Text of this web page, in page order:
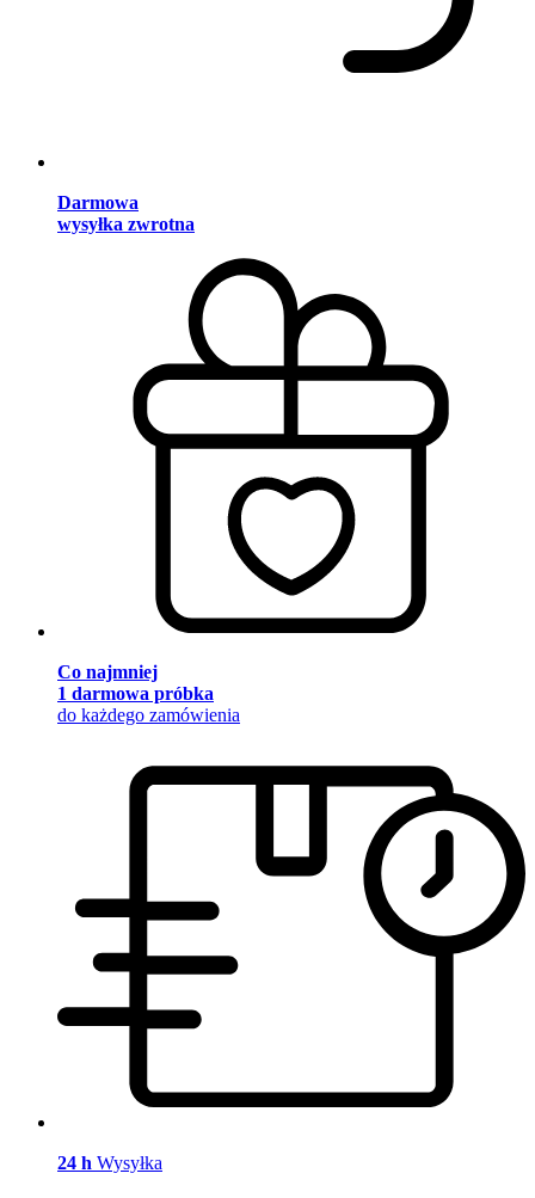
Darmowa
wysyłka zwrotna
Co najmniej
1 darmowa próbka
do każdego zamówienia
24 h Wysyłka